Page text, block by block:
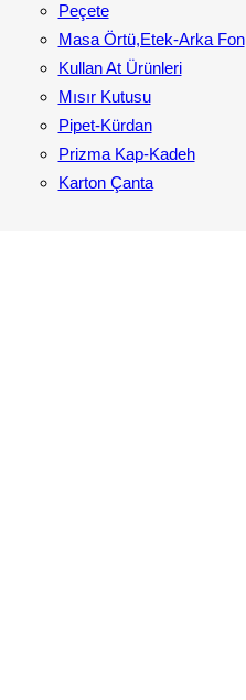
Peçete
Masa Örtü,Etek-Arka Fon
Kullan At Ürünleri
Mısır Kutusu
Pipet-Kürdan
Prizma Kap-Kadeh
Karton Çanta